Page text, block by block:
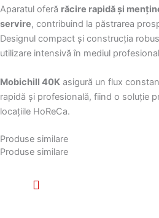
Aparatul oferă răcire rapidă și
servire, contribuind la păstrarea
Designul compact și construcția
utilizare intensivă în mediul
Mobichill 40K asigură un flux
rapidă și profesională, fiind o soluție
locațiile HoReCa.
Produse similare
Produse similare